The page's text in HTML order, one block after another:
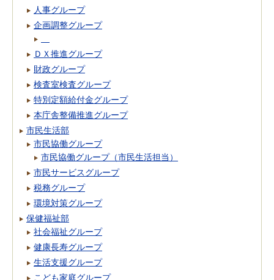
人事グループ
企画調整グループ
ＤＸ推進グループ
財政グループ
検査室検査グループ
特別定額給付金グループ
本庁舎整備推進グループ
市民生活部
市民協働グループ
市民協働グループ（市民生活担当）
市民サービスグループ
税務グループ
環境対策グループ
保健福祉部
社会福祉グループ
健康長寿グループ
生活支援グループ
こども家庭グループ